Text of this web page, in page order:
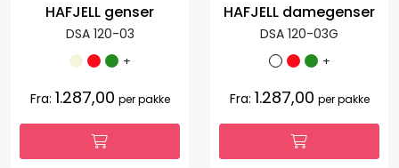
HAFJELL genser
DSA 120-03
+
Fra: 1.287,00 per pakke
HAFJELL damegenser
DSA 120-03G
+
Fra: 1.287,00 per pakke